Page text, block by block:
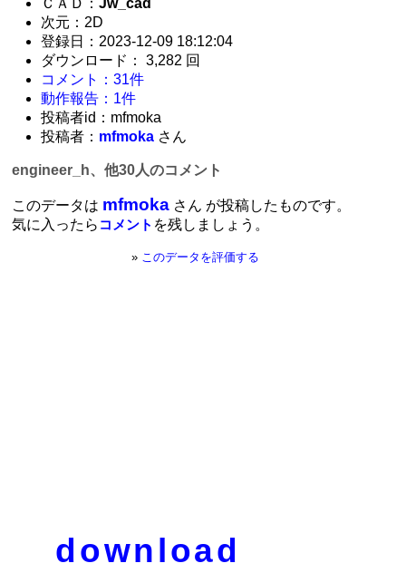
次元：2D
登録日：2023-12-09 18:12:04
ダウンロード： 3,282 回
コメント：31件
動作報告：1件
投稿者id：mfmoka
投稿者： mfmoka さん
engineer_h、他30人のコメント
このデータは mfmoka さん が投稿したものです。
気に入ったら コメント を残しましょう。
» このデータを評価する
download